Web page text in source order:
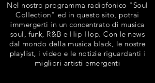
Nel nostro programma radiofonico "Soul
Collection" ed in questo sito, potrai
immergerti in un concentrato di musica
soul, funk, R&B e Hip Hop. Con le news
dal mondo della musica black, le nostre
playlist, i video e le notizie riguardanti i
migliori artisti emergenti